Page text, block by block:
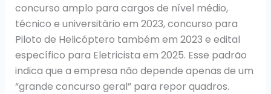
concurso amplo para cargos de nível médio,
técnico e universitário em 2023, concurso para
Piloto de Helicóptero também em 2023 e edital
específico para Eletricista em 2025. Esse padrão
indica que a empresa não depende apenas de um
“grande concurso geral” para repor quadros.